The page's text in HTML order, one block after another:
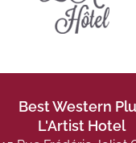
Best Western
L'Artist Hotel